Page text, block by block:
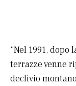
“Nel 1991,
terrazze venne
declivio